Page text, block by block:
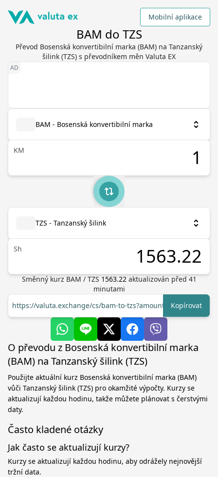
Mobilní aplikace
BAM do TZS
Převod Bosenská konvertibilní marka (BAM) na Tanzanský
šilink (TZS) s převodníkem měn Valuta EX
BAM - Bosenská konvertibilní marka
KM
TZS - Tanzanský šilink
Sh
Směnný kurz BAM / TZS 1563.22 aktualizován před 41
minutami
https://valuta.exchange/cs/bam-to-tzs?amount=1Kopírovat
O převodu z Bosenská konvertibilní marka
(BAM) na Tanzanský šilink (TZS)
Použijte aktuální kurz Bosenská konvertibilní marka (BAM)
vůči Tanzanský šilink (TZS) pro okamžité výpočty. Kurzy se
aktualizují každou hodinu, takže můžete plánovat s čerstvými
daty.
Často kladené otázky
Jak často se aktualizují kurzy?
Kurzy se aktualizují každou hodinu, aby odrážely nejnovější
tržní data.